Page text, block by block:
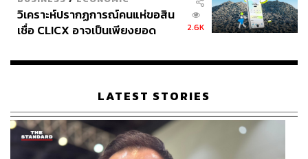
วิเคราะห์ปรากฏการณ์คนแห่ขอสิน
เชื่อ CLICX อาจเป็นเพียงยอด
เรือนไทยที่ถูกซุกไว้
2.6K
LATEST STORIES